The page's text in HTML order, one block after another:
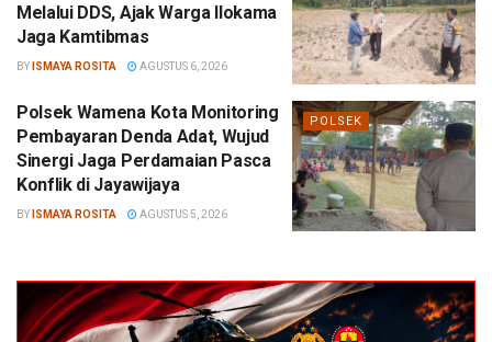
Melalui DDS, Ajak Warga Ilokama
Jaga Kamtibmas
BY ISMAYA ROSITA AGUSTUS 6, 2026
POLSEK
Polsek Wamena Kota Monitoring
Pembayaran Denda Adat, Wujud
Sinergi Jaga Perdamaian Pasca
Konflik di Jayawijaya
BY ISMAYA ROSITA AGUSTUS 5, 2026